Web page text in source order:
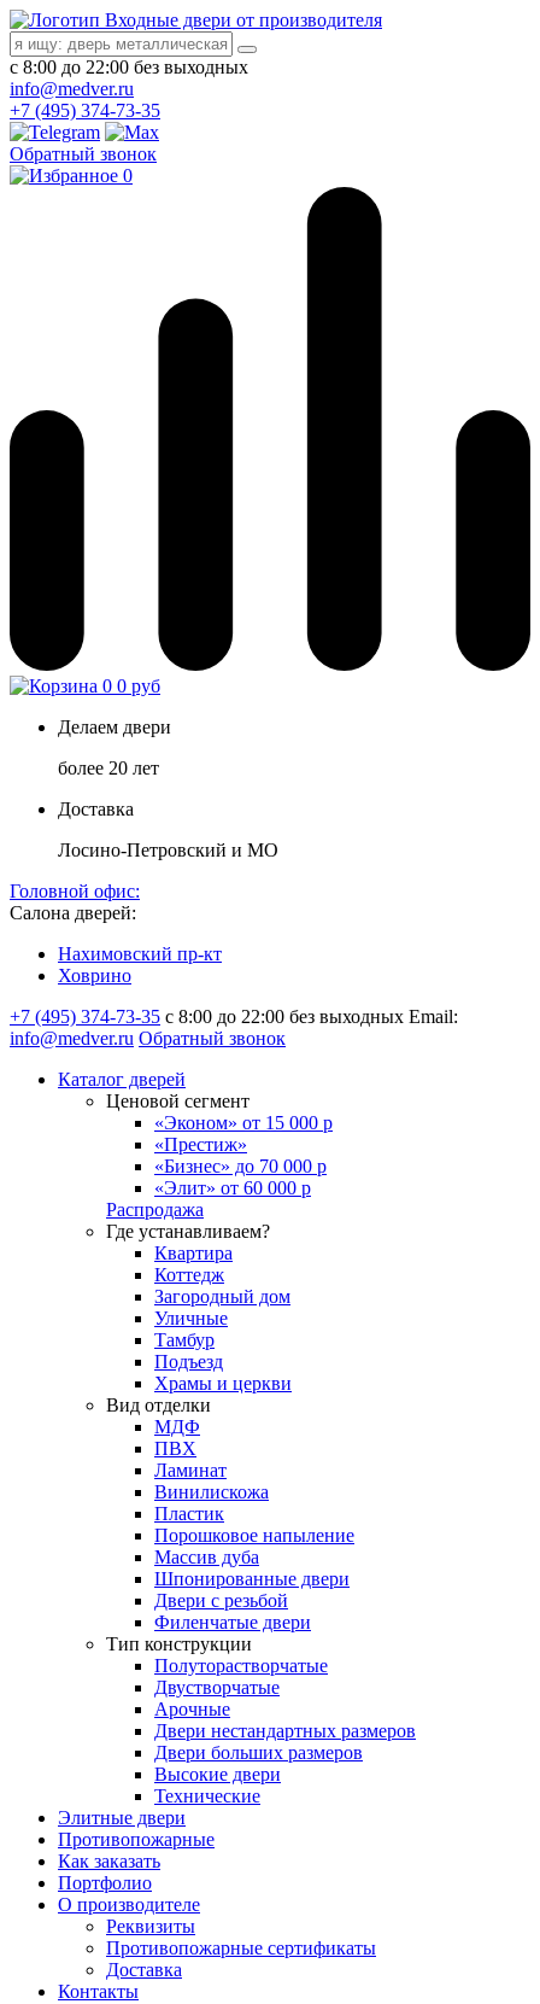
Входные двери от производителя
с 8:00 до 22:00 без выходных
info@medver.ru
+7 (495) 374-73-35
Обратный звонок
0
0 0 руб
Делаем двери
более 20 лет
Доставка
Лосино-Петровский и МО
Головной офис:
Салона дверей:
Нахимовский пр-кт
Ховрино
+7 (495) 374-73-35 с 8:00 до 22:00 без выходных Email:
info@medver.ru Обратный звонок
Каталог дверей
Ценовой сегмент
«Эконом» от 15 000 р
«Престиж»
«Бизнес» до 70 000 р
«Элит» от 60 000 р
Распродажа
Где устанавливаем?
Квартира
Коттедж
Загородный дом
Уличные
Тамбур
Подъезд
Храмы и церкви
Вид отделки
МДФ
ПВХ
Ламинат
Винилискожа
Пластик
Порошковое напыление
Массив дуба
Шпонированные двери
Двери с резьбой
Филенчатые двери
Тип конструкции
Полуторастворчатые
Двустворчатые
Арочные
Двери нестандартных размеров
Двери больших размеров
Высокие двери
Технические
Элитные двери
Противопожарные
Как заказать
Портфолио
О производителе
Реквизиты
Противопожарные сертификаты
Доставка
Контакты